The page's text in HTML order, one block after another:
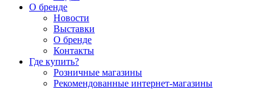
О бренде
Новости
Выставки
О бренде
Контакты
Где купить?
Розничные магазины
Рекомендованные интернет-магазины